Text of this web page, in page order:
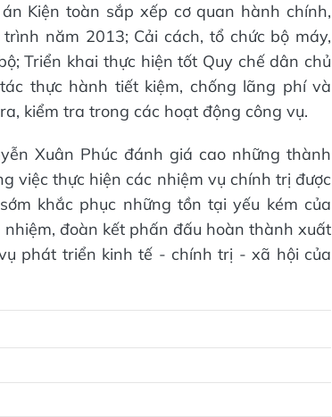
Kiện toàn sắp xếp cơ quan hành chính,
năm 2013; Cải cách, tổ chức bộ máy,
Triển khai thực hiện tốt Quy chế dân chủ
thực hành tiết kiệm, chống lãng phí và
kiểm tra trong các hoạt động công vụ.
Xuân Phúc đánh giá cao những thành
việc thực hiện các nhiệm vụ chính trị được
khắc phục những tồn tại yếu kém của
đoàn kết phấn đấu hoàn thành xuất
phát triển kinh tế - chính trị - xã hội của